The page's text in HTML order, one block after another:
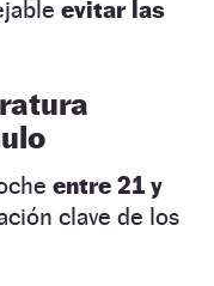
evitar las
entre 21 y
clave de los